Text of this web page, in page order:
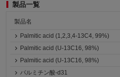
製品一覧
製品名
Palmitic acid (1,2,3,4-13C4, 99%)
Palmitic acid (U-13C16, 98%)
Palmitic acid (U-13C16, 98%)
パルミチン酸-d31